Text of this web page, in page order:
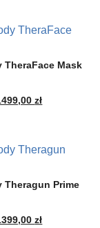
TheraFace Mask
złAktualna
Theragun Prime
złAktualna